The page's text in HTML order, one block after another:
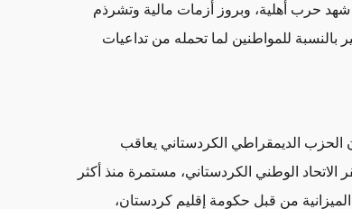
شهد حرب أهلية، وبروز أزمات مالية وتشرذم
بالنسبة للمواطنين لما تحمله من تداعيات
الحزب الديمقراطي الكردستاني يعاقب
الاتحاد الوطني الكردستاني، مستمرة منذ أكثر
من قبل حكومة إقليم كردستان،